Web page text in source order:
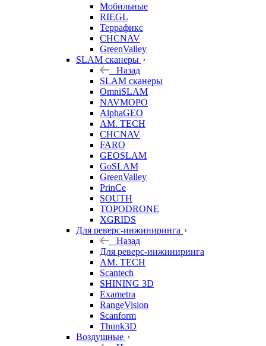
Мобильные
RIEGL
Террафикс
CHCNAV
GreenValley
SLAM сканеры
Назад
SLAM сканеры
OmniSLAM
NAVMOPO
AlphaGEO
AM. TECH
CHCNAV
FARO
GEOSLAM
GoSLAM
GreenValley
PrinCe
SOUTH
TOPODRONE
XGRIDS
Для реверс-инжиниринга
Назад
Для реверс-инжиниринга
AM. TECH
Scantech
SHINING 3D
Exametra
RangeVision
Scanform
Thunk3D
Воздушные